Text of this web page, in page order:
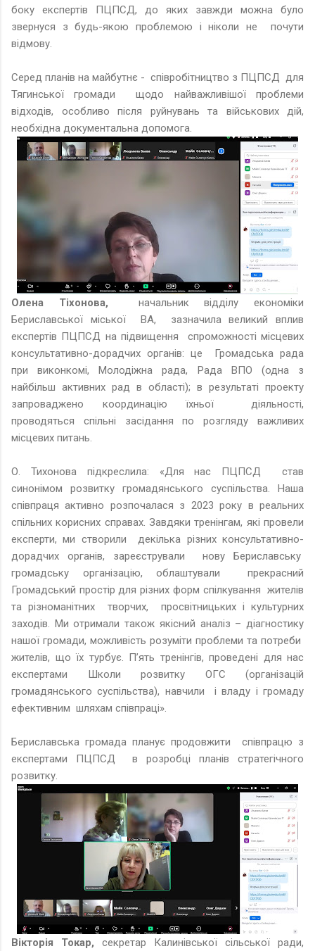
боку експертів ПЦПСД, до яких завжди можна було
звернуся з будь-якою проблемою і ніколи не почути
відмову.
Серед планів на майбутнє - співробітництво з ПЦПСД для
Тягинської громади щодо найважливішої проблеми
відходів, особливо після руйнувань та військових дій,
необхідна документальна допомога.
Олена Тіхонова, начальник відділу економіки
Бериславської міської ВА, зазначила великий вплив
експертів ПЦПСД на підвищення спроможності місцевих
консультативно-дорадчих органів: це Громадська рада
при виконкомі, Молодіжна рада, Рада ВПО (одна з
найбільш активних рад в області); в результаті проекту
запроваджено координацію їхньої діяльності,
проводяться спільні засідання по розгляду важливих
місцевих питань.
О. Тихонова підкреслила: «Для нас ПЦПСД став
синонімом розвитку громадянського суспільства. Наша
співпраця активно розпочалася з 2023 року в реальних
спільних корисних справах. Завдяки тренінгам, які провели
експерти, ми створили декілька різних консультативно-
дорадчих органів, зареєстрували нову Бериславську
громадську організацію, облаштували прекрасний
Громадський простір для різних форм спілкування жителів
та різноманітних творчих, просвітницьких і культурних
заходів. Ми отримали також якісний аналіз – діагностику
нашої громади, можливість розуміти проблеми та потреби
жителів, що їх турбує. П’ять тренінгів, проведені для нас
експертами Школи розвитку ОГС (організацій
громадянського суспільства), навчили і владу і громаду
ефективним шляхам співпраці».
Бериславська громада планує продовжити співпрацю з
експертами ПЦПСД в розробці планів стратегічного
розвитку.
Вікторія Токар, секретар Калинівської сільської ради,